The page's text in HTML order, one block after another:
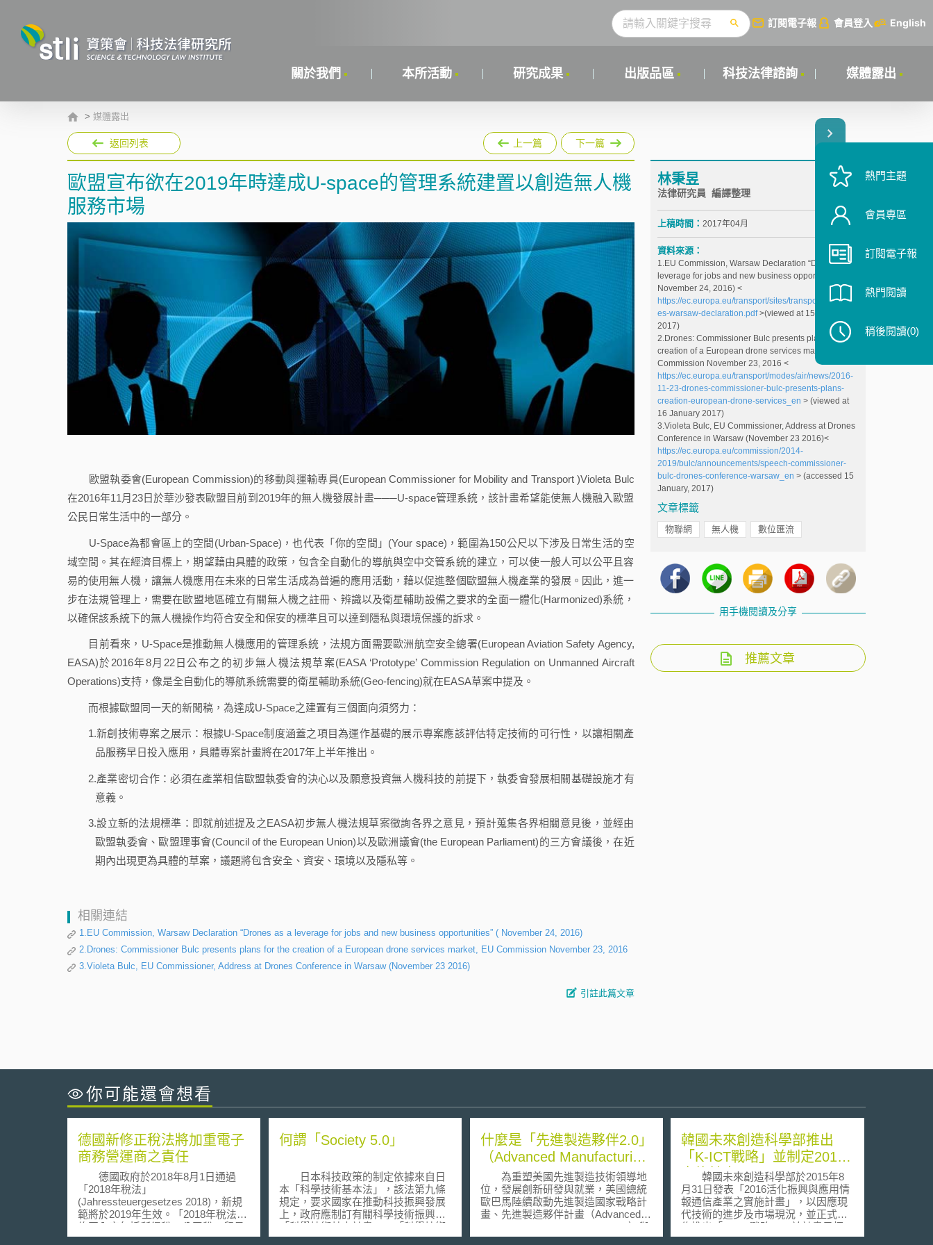
訂閱電子報 會員登入 English
關於我們 本所活動 研究成果 出版品區 科技法律諮詢 媒體露出
> 媒體露出
返回列表 上一篇 下一篇
歐盟宣布欲在2019年時達成U-space的管理系統建置以創造無人機
服務市場
歐盟執委會(European Commission)的移動與運輸專員(European Commissioner for Mobility and Transport )Violeta Bulc
在2016年11月23日於華沙發表歐盟目前到2019年的無人機發展計畫───U-space管理系統，該計畫希望能使無人機融入歐盟
公民日常生活中的一部分。
U-Space為都會區上的空間(Urban-Space)，也代表「你的空間」(Your space)，範圍為150公尺以下涉及日常生活的空
域空間。其在經濟目標上，期望藉由具體的政策，包含全自動化的導航與空中交管系統的建立，可以使一般人可以公平且容
易的使用無人機，讓無人機應用在未來的日常生活成為普遍的應用活動，藉以促進整個歐盟無人機產業的發展。因此，進一
步在法規管理上，需要在歐盟地區確立有關無人機之註冊、辨識以及衛星輔助設備之要求的全面一體化(Harmonized)系統，
以確保該系統下的無人機操作均符合安全和保安的標準且可以達到隱私與環境保護的訴求。
目前看來，U-Space是推動無人機應用的管理系統，法規方面需要歐洲航空安全總署(European Aviation Safety Agency,
EASA)於2016年8月22日公布之的初步無人機法規草案(EASA ‘Prototype’ Commission Regulation on Unmanned Aircraft
Operations)支持，像是全自動化的導航系統需要的衛星輔助系統(Geo-fencing)就在EASA草案中提及。
而根據歐盟同一天的新聞稿，為達成U-Space之建置有三個面向須努力：
1.新創技術專案之展示：根據U-Space制度涵蓋之項目為運作基礎的展示專案應該評估特定技術的可行性，以讓相關產
品服務早日投入應用，具體專案計畫將在2017年上半年推出。
2.產業密切合作：必須在產業相信歐盟執委會的決心以及願意投資無人機科技的前提下，執委會發展相關基礎設施才有
意義。
3.設立新的法規標準：即就前述提及之EASA初步無人機法規草案徵詢各界之意見，預計蒐集各界相關意見後，並經由
歐盟執委會、歐盟理事會(Council of the European Union)以及歐洲議會(the European Parliament)的三方會議後，在近
期內出現更為具體的草案，議題將包含安全、資安、環境以及隱私等。
相關連結
1.EU Commission, Warsaw Declaration “Drones as a leverage for jobs and new business opportunities” ( November 24, 2016)
2.Drones: Commissioner Bulc presents plans for the creation of a European drone services market, EU Commission November 23, 2016
3.Violeta Bulc, EU Commissioner, Address at Drones Conference in Warsaw (November 23 2016)
引註此篇文章
林秉昱
法律研究員 編譯整理
上稿時間： 2017年04月
資料來源：
1.EU Commission, Warsaw Declaration “Drones as a
leverage for jobs and new business opportunities” (
November 24, 2016) <
https://ec.europa.eu/transport/sites/transport/files/dron
es-warsaw-declaration.pdf>(viewed at 15 January
2017)
2.Drones: Commissioner Bulc presents plans for the
creation of a European drone services market, EU
Commission November 23, 2016 <
https://ec.europa.eu/transport/modes/air/news/2016-
11-23-drones-commissioner-bulc-presents-plans-
creation-european-drone-services_en > (viewed at
16 January 2017)
3.Violeta Bulc, EU Commissioner, Address at Drones
Conference in Warsaw (November 23 2016)<
https://ec.europa.eu/commission/2014-
2019/bulc/announcements/speech-commissioner-
bulc-drones-conference-warsaw_en > (accessed 15
January, 2017)
文章標籤
物聯網 無人機 數位匯流
用手機閱讀及分享
推薦文章
你可能還會想看
德國新修正稅法將加重電子
商務營運商之責任
德國政府於2018年8月1日通過
「2018年稅法」
(Jahressteuergesetzes 2018)，新規
範將於2019年生效。「2018年稅法」
修正內容包括所得稅、公司稅、貿易
稅及增值稅等多項稅收法規。其中增
何謂「Society 5.0」
日本科技政策的制定依據來自日
本「科學技術基本法」，該法第九條
規定，要求國家在推動科技振興發展
上，政府應制訂有關科學技術振興的
「科學技術基本計畫」。「科學技術
基本計畫」之推動以五年為一期，最
什麼是「先進製造夥伴2.0」
（Advanced Manufacturing
Partnership 2.0,
AMP2.0）？
為重塑美國先進製造技術領導地
位，發展創新研發與就業，美國總統
歐巴馬陸續啟動先進製造國家戰略計
畫、先進製造夥伴計畫（Advanced
Manufacturing Partnership, AMP）與
國家製造創新網絡（National Network
韓國未來創造科學部推出
「K-ICT戰略」並制定2016
實施計畫
韓國未來創造科學部於2015年8
月31日發表「2016活化振興與應用情
報通信產業之實施計畫」，以因應現
代技術的進步及市場現況，並正式宣
佈推出「K-ICT戰略」，於計畫目標
中具體呈現連結韓國ICT產業，促進
熱門主題
會員專區
訂閱電子報
熱門閱讀
稍後閱讀(0)